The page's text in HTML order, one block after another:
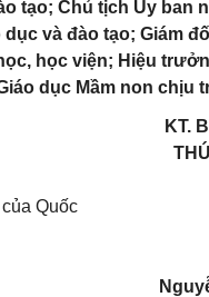
tạo; Chủ tịch Ủy ban
và đào tạo; Giám
học viện; Hiệu
dục Mầm non chịu
Quốc
KT.